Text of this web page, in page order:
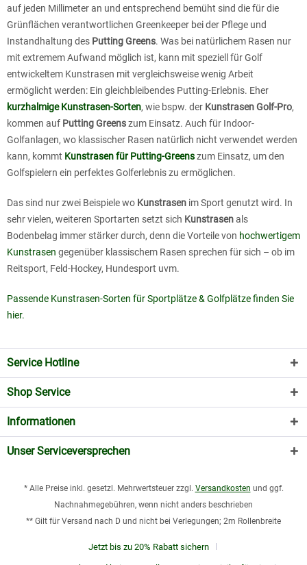
auf jeden Millimeter an und entsprechend bemüht sind die für die
Grünflächen verantwortlichen Greenkeeper bei der Pflege und
Instandhaltung des Putting Greens. Was bei natürlichem Rasen nur
mit extremem Aufwand möglich ist, kann mit speziell für Golf
entwickeltem Kunstrasen mit vergleichsweise wenig Arbeit
ermöglicht werden: Ein gleichbleibendes Putting-Erlebnis. Eher
kurzhalmige Kunstrasen-Sorten, wie bspw. der Kunstrasen Golf-Pro,
kommen auf Putting Greenszum Einsatz. Auch für Indoor-
Golfanlagen, wo klassischer Rasen natürlich nicht verwendet werden
kann, kommt Kunstrasen für Putting-Greenszum Einsatz, um den
Golfspielern ein perfektes Golferlebnis zu ermöglichen.
Das sind nur zwei Beispiele wo Kunstrasen im Sport genutzt wird. In
sehr vielen, weiteren Sportarten setzt sich Kunstrasenals
Bodenbelag immer stärker durch, denn die Vorteile von hochwertigem
Kunstrasen gegenüber klassischem Rasen sprechen für sich – ob im
Reitsport, Feld-Hockey, Hundesport uvm.
Passende Kunstrasen-Sorten für Sportplätze & Golfplätze finden Sie
hier.
Service Hotline
Shop Service
Informationen
Unser Serviceversprechen
* Alle Preise inkl. gesetzl. Mehrwertsteuer zzgl. Versandkosten und ggf.
Nachnahmegebühren, wenn nicht anders beschrieben
** Gilt für Versand nach D und nicht bei Verlegungen; 2m Rollenbreite
Jetzt bis zu 20% Rabatt sichern